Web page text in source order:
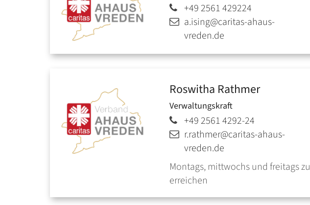
+49 2561 429224
a.ising@caritas-ahaus-
vreden.de
Roswitha Rathmer
Verwaltungskraft
+49 2561 4292-24
r.rathmer@caritas-ahaus-
vreden.de
Montags, mittwochs und freitags zu
erreichen